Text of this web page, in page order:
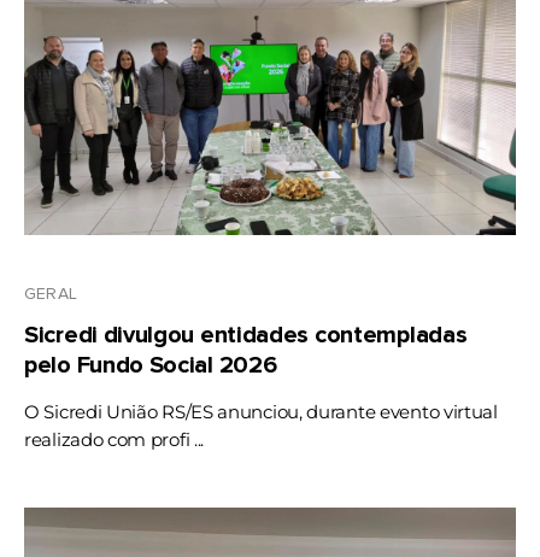
GERAL
Sicredi divulgou entidades contempladas
pelo Fundo Social 2026
O Sicredi União RS/ES anunciou, durante evento virtual
realizado com profi ...